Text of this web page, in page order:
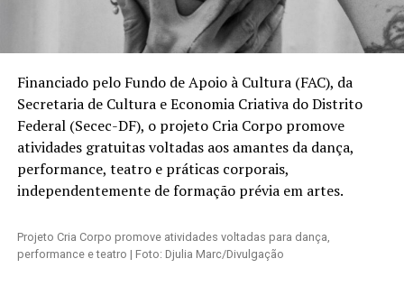
Financiado pelo Fundo de Apoio à Cultura (FAC), da
Secretaria de Cultura e Economia Criativa do Distrito
Federal (Secec-DF), o projeto Cria Corpo promove
atividades gratuitas voltadas aos amantes da dança,
performance, teatro e práticas corporais,
independentemente de formação prévia em artes.
Projeto Cria Corpo promove atividades voltadas para dança,
performance e teatro | Foto: Djulia Marc/Divulgação